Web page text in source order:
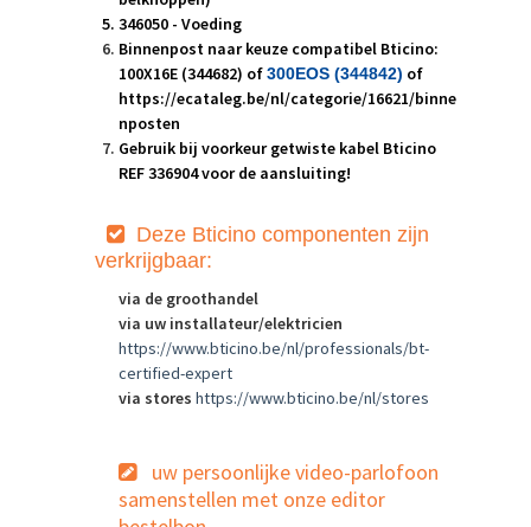
346050 - Voeding
Binnenpost naar keuze compatibel Bticino:
100X16E (344682) of300EOS (344842) of
https://ecataleg.be/nl/categorie/16621/binne
nposten
Gebruik bij voorkeur getwiste kabel Bticino
REF 336904 voor de aansluiting!
Deze Bticino componenten zijn
verkrijgbaar:
via de groothandel
via uw installateur/elektricien
https://www.bticino.be/nl/professionals/bt-
certified-expert
via stores https://www.bticino.be/nl/stores
uw persoonlijke video-parlofoon
samenstellen met onze editor